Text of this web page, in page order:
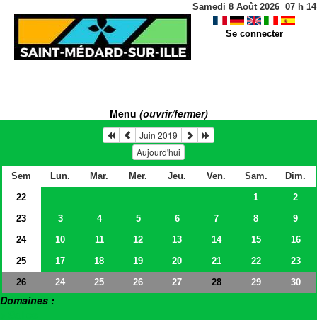
Samedi 8 Août 2026 07h 14
Se connecter
Menu (ouvrir/fermer)
Juin 2019
Aujourd'hui
Sem Lun. Mar. Mer. Jeu. Ven. Sam.
Dim.
22
1
2
23
3 4 5 6 7 8
9
24
10 11 12 13 14 15
16
25
17 18 19 20 21 22
23
26
24 25 26 27 28 29 30
Domaines :